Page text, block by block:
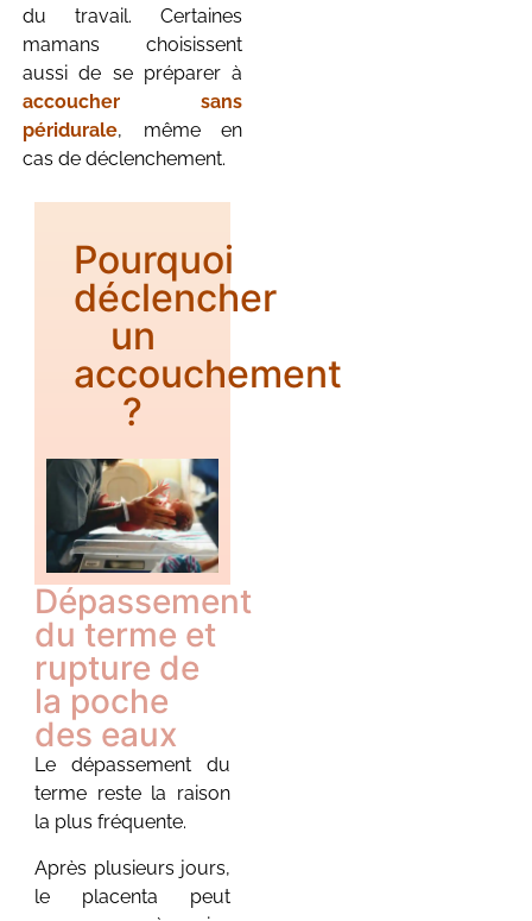
du travail. Certaines
mamans choisissent
aussi de se préparer à
accoucher sans
péridurale, même en
cas de déclenchement.
Pourquoi
déclencher
un
accouchement
?
Dépassement
du terme et
rupture de
la poche
des eaux
Le dépassement du
terme reste la raison
la plus fréquente.
Après plusieurs jours,
le placenta peut
ans